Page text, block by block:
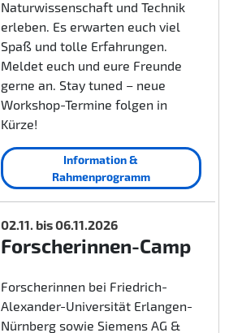
Naturwissenschaft und Technik
erleben. Es erwarten euch viel
Spaß und tolle Erfahrungen.
Meldet euch und eure Freunde
gerne an. Stay tuned – neue
Workshop-Termine folgen in
Kürze!
Information &
Rahmenprogramm
02.11. bis 06.11.2026
Forscherinnen-Camp
Forscherinnen bei Friedrich-
Alexander-Universität Erlangen-
Nürnberg sowie Siemens AG &